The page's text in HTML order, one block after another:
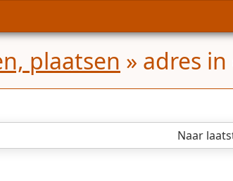
plaatsen » adres
Naar